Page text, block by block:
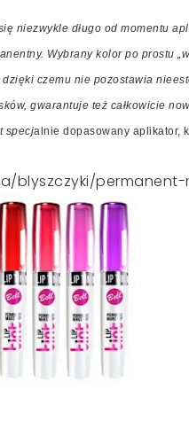
niezwykle długo od momentu
Wybrany kolor po prostu
czemu nie pozostawia
gwarantuje też całkowicie
specjalnie dopasowany aplikator,
blyszczyki/